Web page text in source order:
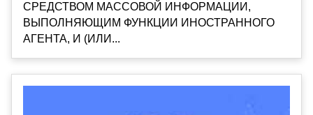
СРЕДСТВОМ МАССОВОЙ ИНФОРМАЦИИ,
ВЫПОЛНЯЮЩИМ ФУНКЦИИ ИНОСТРАННОГО
АГЕНТА, И (ИЛИ...